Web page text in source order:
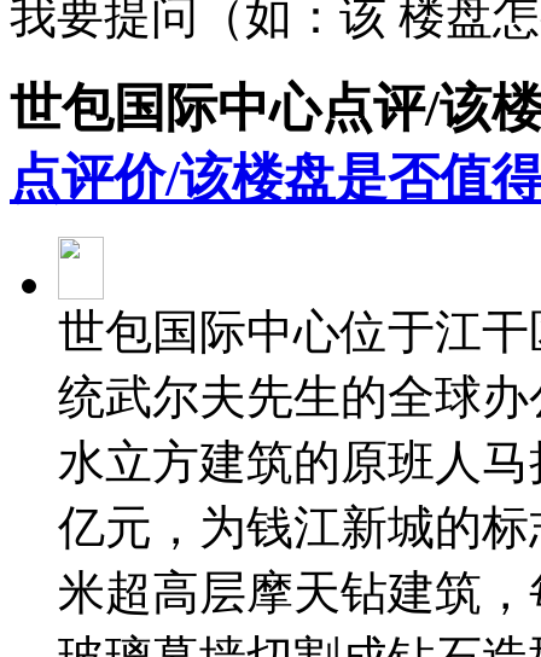
我要提问（如：该 楼盘
世包国际中心点评/该
点评价/该楼盘是否值
世包国际中心位于江
统武尔夫先生的全球
水立方建筑的原班人
亿元，为钱江新城的
米超高层摩天钻建筑